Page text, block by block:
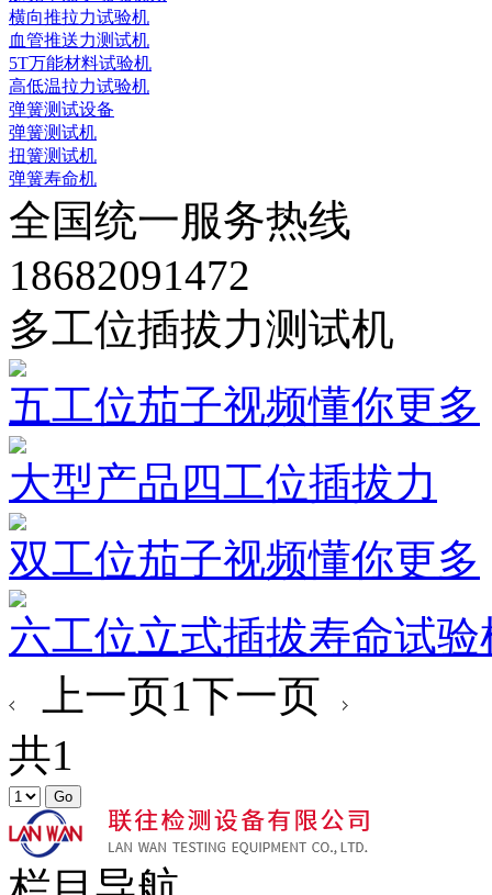
横向推拉力试验机
血管推送力测试机
5T万能材料试验机
高低温拉力试验机
弹簧测试设备
弹簧测试机
扭簧测试机
弹簧寿命机
全国统一服务热线
18682091472
多工位插拔力测试机
五工位茄子视频懂你更多
大型产品四工位插拔力
双工位茄子视频懂你更多
六工位立式插拔寿命试验
上一页1下一页
共1